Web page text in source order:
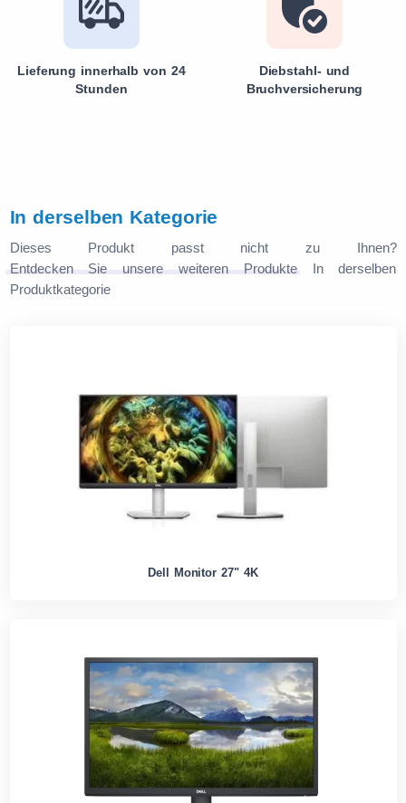
Lieferung innerhalb von 24
Stunden
Diebstahl- und
Bruchversicherung
In derselben Kategorie
Dieses Produkt passt nicht zu Ihnen?
Entdecken Sie unsere weiteren ProdukteIn derselben
Produktkategorie
Dell Monitor 27" 4K